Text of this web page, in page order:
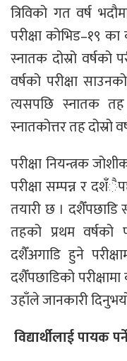
त्रिविको गत वर्ष
परीक्षा कोभिड–१९
स्नातक दोस्रो वर्षको
वर्षको परीक्षा
त्यसपछि स्नातक तह
स्नातकोत्तर तह दोस्रो
परीक्षा नियन्त्रक
परीक्षा सम्पन्न र
तयारी छ । दशैँपछाडि
तहको प्रथम वर्षको
दशैँअगाडि हुने
दशैँपछाडिको
उहाँले जानकारी
विद्यार्थीलाई पायक